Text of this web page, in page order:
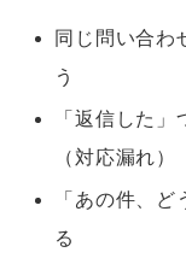
同じ問い合わ
う
「返信した
（対応漏れ）
「あの件、
る